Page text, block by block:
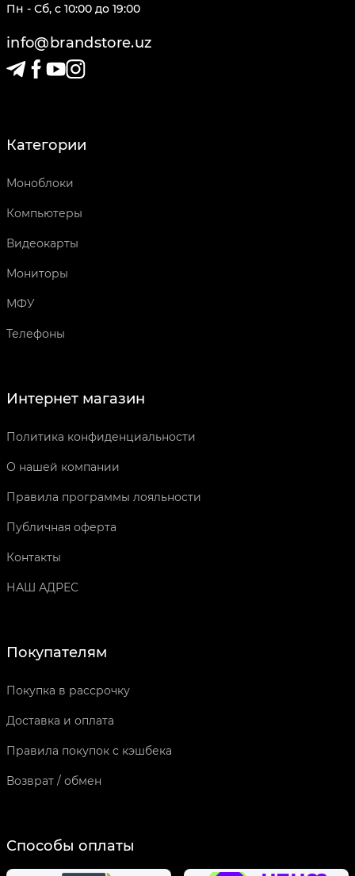
Пн - Сб, c 10:00 до 19:00
info@brandstore.uz
Категории
Моноблоки
Компьютеры
Видеокарты
Мониторы
МФУ
Телефоны
Интернет магазин
Политика конфиденциальности
О нашей компании
Правила программы лояльности
Публичная оферта
Контакты
НАШ АДРЕС
Покупателям
Покупка в рассрочку
Доставка и оплата
Правила покупок с кэшбека
Возврат / обмен
Способы оплаты